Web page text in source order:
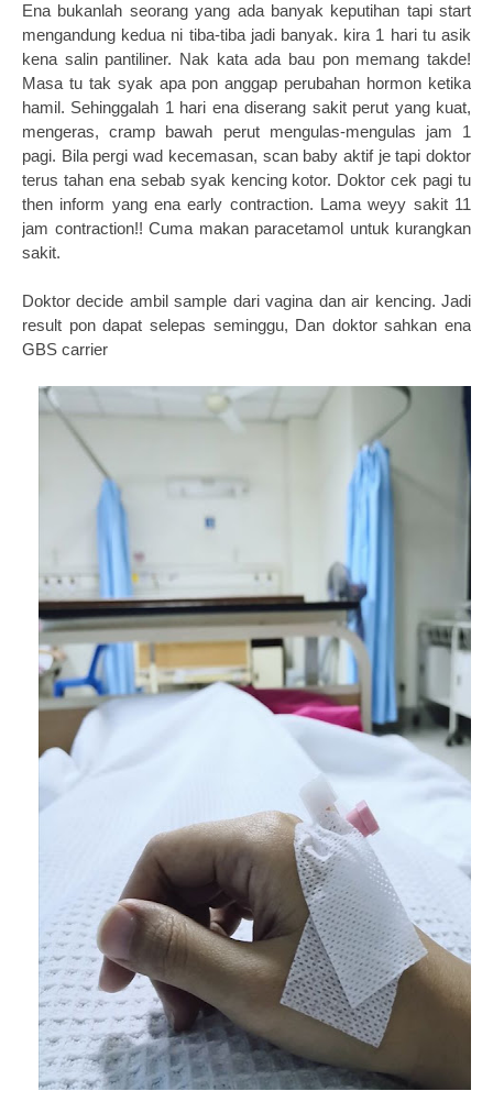
Ena bukanlah seorang yang ada banyak keputihan tapi start
mengandung kedua ni tiba-tiba jadi banyak. kira 1 hari tu asik
kena salin pantiliner. Nak kata ada bau pon memang takde!
Masa tu tak syak apa pon anggap perubahan hormon ketika
hamil. Sehinggalah 1 hari ena diserang sakit perut yang kuat,
mengeras, cramp bawah perut mengulas-mengulas jam 1
pagi. Bila pergi wad kecemasan, scan baby aktif je tapi doktor
terus tahan ena sebab syak kencing kotor. Doktor cek pagi tu
then inform yang ena early contraction. Lama weyy sakit 11
jam contraction!! Cuma makan paracetamol untuk kurangkan
sakit.
Doktor decide ambil sample dari vagina dan air kencing. Jadi
result pon dapat selepas seminggu, Dan doktor sahkan ena
GBS carrier